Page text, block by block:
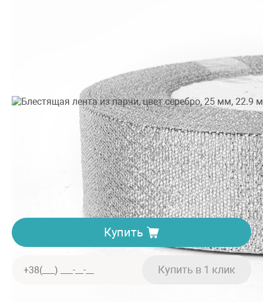
Китай•Тематика: Универсальные•
Купить